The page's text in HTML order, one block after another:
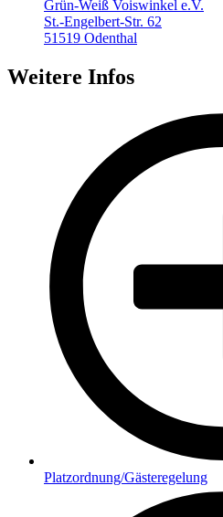
Grün-Weiß Voiswinkel e.V.
St.-Engelbert-Str. 62
51519 Odenthal
Weitere Infos
Platzordnung/Gästeregelung